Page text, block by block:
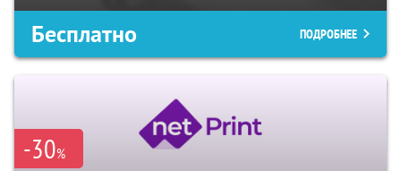
Бесплатно ПОДРОБНЕЕ
-30%